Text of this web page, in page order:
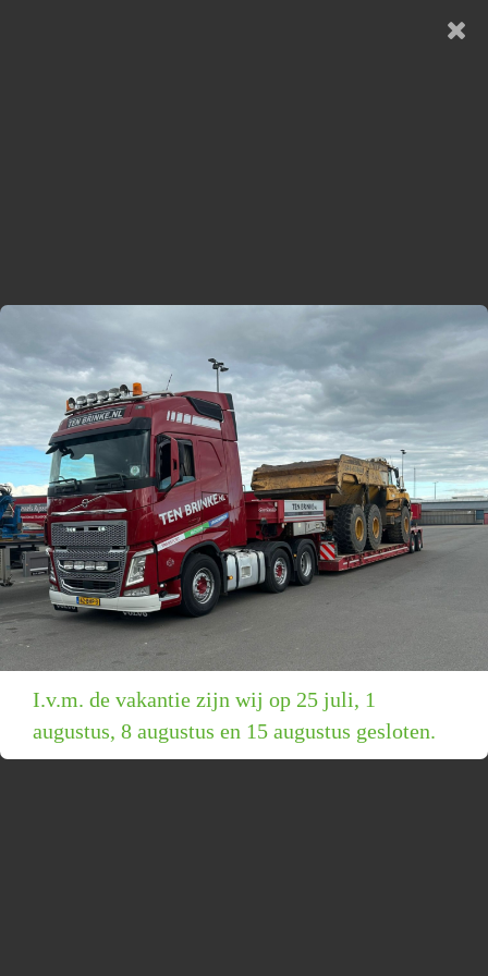
I.v.m. de vakantie zijn wij op 25 juli, 1
augustus, 8 augustus en 15 augustus gesloten.